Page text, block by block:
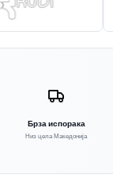
Брза испорака
Низ цела Македонија